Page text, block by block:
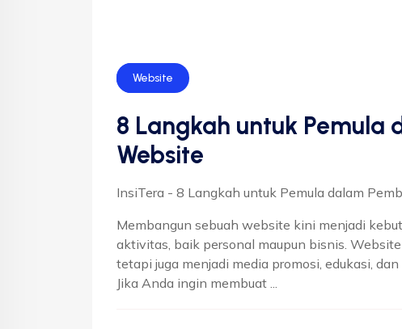
SEO
Website
8 Langkah untuk Pemula
Website
InsiTera - 8 Langkah untuk Pemula dalam
Membangun sebuah website kini menjadi
aktivitas, baik personal maupun bisnis.
tetapi juga menjadi media promosi, edukasi,
Jika Anda ingin membuat ...